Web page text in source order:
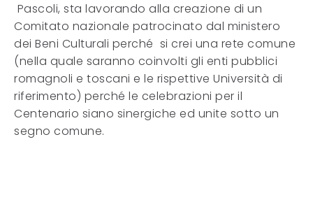
Pascoli, sta lavorando alla creazione di un
Comitato nazionale patrocinato dal ministero
dei Beni Culturali perché si crei una rete comune
(nella quale saranno coinvolti gli enti pubblici
romagnoli e toscani e le rispettive Università di
riferimento) perché le celebrazioni per il
Centenario siano sinergiche ed unite sotto un
segno comune.